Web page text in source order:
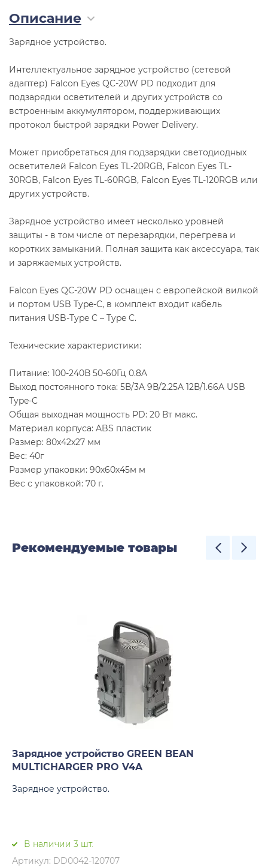
Описание
Зарядное устройство.
Интеллектуальное зарядное устройство (сетевой
адаптер) Falcon Eyes QC-20W PD подходит для
подзарядки осветителей и других устройств со
встроенным аккумулятором, поддерживающих
протокол быстрой зарядки Power Delivery.
Может приобретаться для подзарядки светодиодных
осветителей Falcon Eyes TL-20RGB, Falcon Eyes TL-
30RGB, Falcon Eyes TL-60RGB, Falcon Eyes TL-120RGB или
других устройств.
Зарядное устройство имеет несколько уровней
защиты - в том числе от перезарядки, перегрева и
коротких замыканий. Полная защита как аксессуара, так
и заряжаемых устройств.
Falcon Eyes QC-20W PD оснащен с европейской вилкой
и портом USB Type-C, в комплект входит кабель
питания USB-Type C – Type C.
Технические характеристики:
Питание: 100-240В 50-60Гц 0.8A
Выход постоянного тока: 5В/3A 9В/2.25A 12В/1.66A USB
Type-C
Общая выходная мощность PD: 20 Вт макс.
Материал корпуса: ABS пластик
Размер: 80х42х27 мм
Вес: 40г
Размер упаковки: 90х60х45м м
Вес с упаковкой: 70 г.
Рекомендуемые товары
Зарядное устройство GREEN BEAN
MULTICHARGER PRO V4A
Зарядное устройство.
В наличии 3 шт.
Артикул: DD0042-120707